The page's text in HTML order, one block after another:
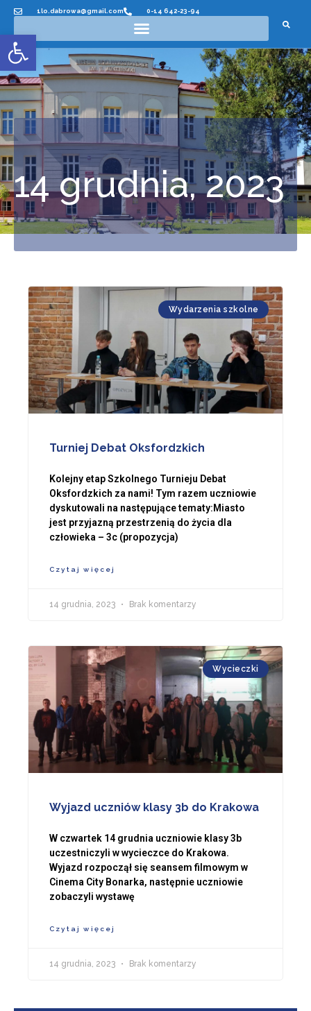
Otwórz pasek narzędzi
1lo.dabrowa@gmail.com 0-14 642-23-94
14 grudnia, 2023
Wydarzenia szkolne
Turniej Debat Oksfordzkich
Kolejny etap Szkolnego Turnieju Debat
Oksfordzkich za nami! Tym razem uczniowie
dyskutowali na następujące tematy:Miasto
jest przyjazną przestrzenią do życia dla
człowieka – 3c (propozycja)
Czytaj więcej
14 grudnia, 2023 Brak komentarzy
Wycieczki
Wyjazd uczniów klasy 3b do Krakowa
W czwartek 14 grudnia uczniowie klasy 3b
uczestniczyli w wycieczce do Krakowa.
Wyjazd rozpoczął się seansem filmowym w
Cinema City Bonarka, następnie uczniowie
zobaczyli wystawę
Czytaj więcej
14 grudnia, 2023 Brak komentarzy